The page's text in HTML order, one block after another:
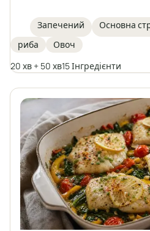
одній формі. Ідеальна
зимових днів, натхненна
Запіканка, яка не потребує
наповнена овочами та
Запечений Основна
риба
Овоч
20 хв + 50 хв15 Інгредієнти